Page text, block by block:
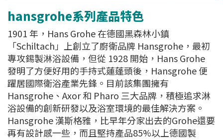
hansgrohe系列產品特色
1901 年，Hans Grohe 在德國黑森林小鎮
「Schiltach」上創立了廚衛品牌 Hansgrohe，最初
專攻錫製淋浴設備，但從 1928 開始，Hans Grohe
發明了方便好用的手持式蓮蓬頭後，Hansgrohe 便
躍居國際衛浴產業先鋒。目前該集團擁有
Hansgrohe、Axor 和 Pharo 三大品牌，積極追求淋
浴設備的創新研發以及浴室環境的最佳解決方案。
Hansgrohe 漢斯格雅，比早年分家出去的Grohe還要
再有設計感一些，而且堅持產品85%以上德國製